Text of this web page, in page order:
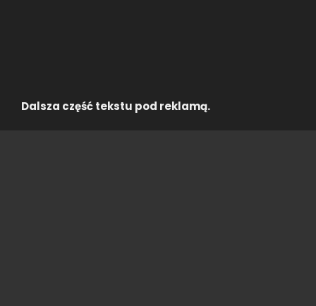
Dalsza część tekstu pod reklamą.